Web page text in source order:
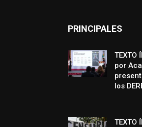
PRINCIPALES
TEXTO
por
los
TEXTO